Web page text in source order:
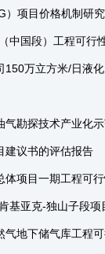
）项目价格机制研究
中国段）工程可行
150万立方米/日液
气勘探技术产业化
建议书的评估报告
体项目一期工程可
基亚克-独山子段
气地下储气库工程